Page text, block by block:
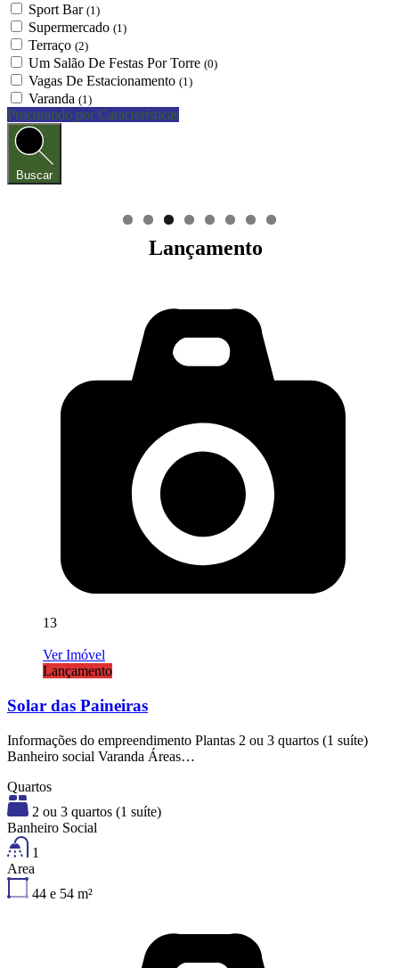
Sport Bar (1)
Supermercado (1)
Terraço (2)
Um Salão De Festas Por Torre (0)
Vagas De Estacionamento (1)
Varanda (1)
Procurando por Características
Buscar
Lançamento
13
Ver Imóvel
Lançamento
Solar das Paineiras
Informações do empreendimento Plantas 2 ou 3 quartos (1 suíte)
Banheiro social Varanda Áreas…
Quartos
2 ou 3 quartos (1 suíte)
Banheiro Social
1
Area
44 e 54 m²